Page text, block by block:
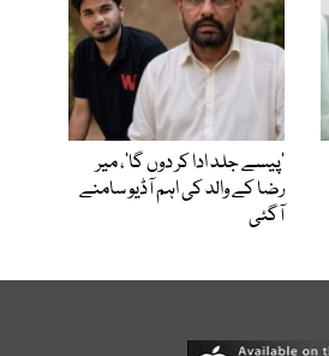
’پیسے جلد ادا کر دوں گا‘، میر
رضا کے والد کی اہم آڈیو سامنے
آگئی